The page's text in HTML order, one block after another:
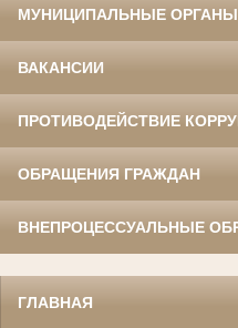
МУНИЦИПАЛЬНЫЕ
ВАКАНСИИ
ПРОТИВОДЕЙСТВИЕ
ОБРАЩЕНИЯ ГРАЖДАН
ВНЕПРОЦЕССУАЛЬНЫЕ
ГЛАВНАЯ